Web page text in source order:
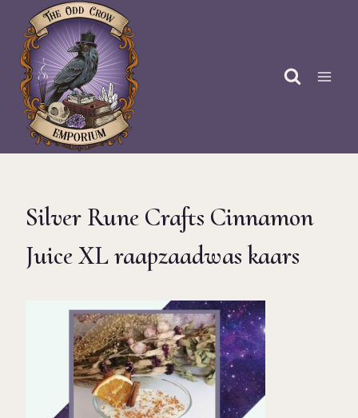
Doorgaan
naar
inhoud
Silver Rune Crafts Cinnamon
Juice XL raapzaadwas kaars